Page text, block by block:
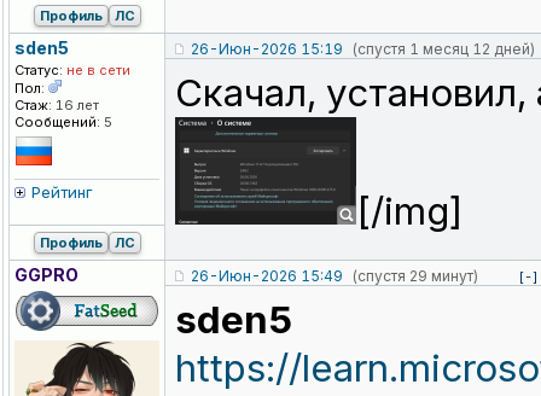
Профиль ЛС
sden5
Статус: не в сети
Пол:
Стаж: 16 лет
Сообщений: 5
Рейтинг
26-Июн-2026 15:19 (спустя 1 месяц 12 дней)
Скачал,
[/img]
Профиль ЛС
GGPRO 26-Июн-2026 15:49 (спустя 29 минут) [-]
sden5
https://